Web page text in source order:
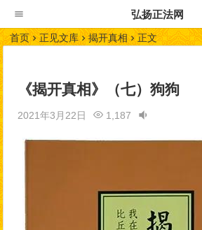
弘扬正法网
首页 正见文库 揭开真相 正文
《揭开真相》（七）狗狗
2021年3月22日 1,187